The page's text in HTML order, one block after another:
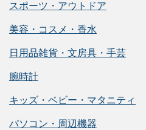
スポーツ・アウトドア
美容・コスメ・香水
日用品雑貨・文房具・手芸
腕時計
キッズ・ベビー・マタニティ
パソコン・周辺機器